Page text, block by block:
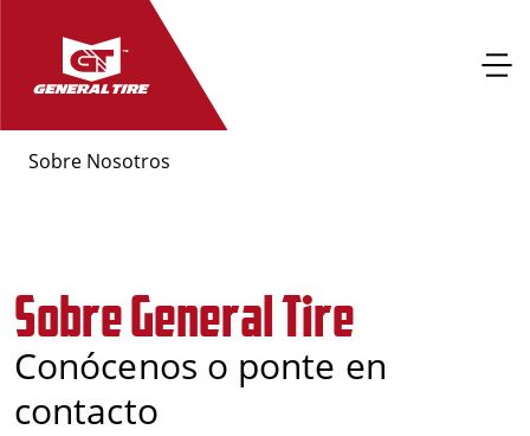
Sobre Nosotros
Sobre General Tire
Conócenos o ponte en
contacto